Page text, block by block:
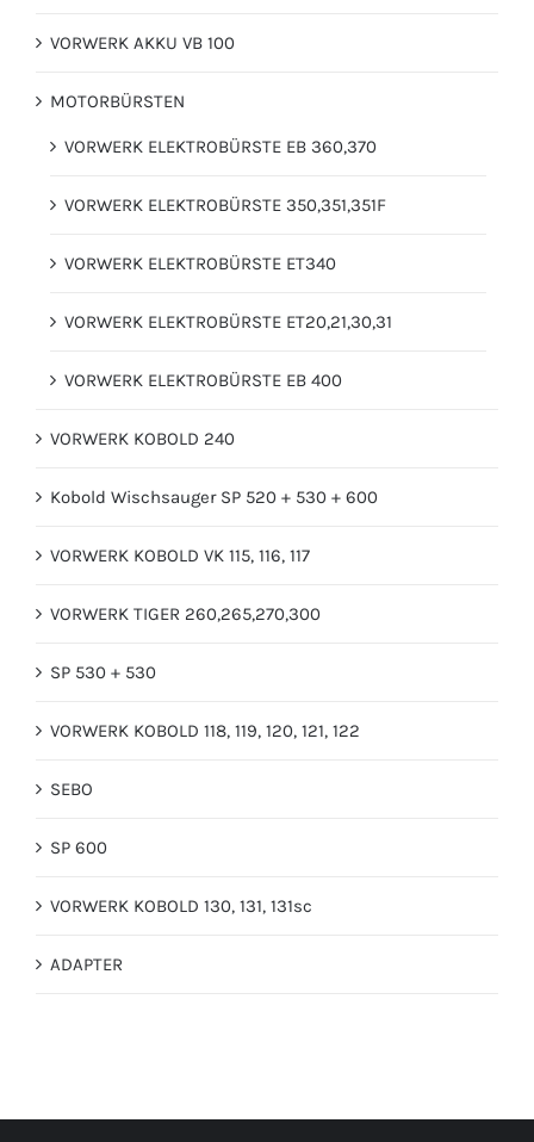
VORWERK AKKU VB 100
MOTORBÜRSTEN
VORWERK ELEKTROBÜRSTE EB 360,370
VORWERK ELEKTROBÜRSTE 350,351,351F
VORWERK ELEKTROBÜRSTE ET340
VORWERK ELEKTROBÜRSTE ET20,21,30,31
VORWERK ELEKTROBÜRSTE EB 400
VORWERK KOBOLD 240
Kobold Wischsauger SP 520 + 530 + 600
VORWERK KOBOLD VK 115, 116, 117
VORWERK TIGER 260,265,270,300
SP 530 + 530
VORWERK KOBOLD 118, 119, 120, 121, 122
SEBO
SP 600
VORWERK KOBOLD 130, 131, 131sc
ADAPTER